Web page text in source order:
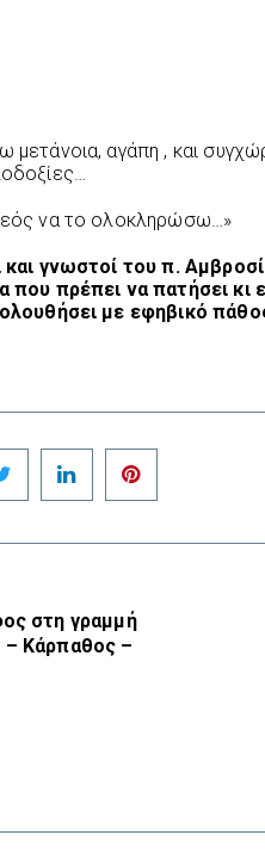
μετάνοια, αγάπη , και
να το ολοκληρώσω…»
και γνωστοί του π.
που πρέπει να πατήσει κι
με εφηβικό
Twitter LinkedIn
στη γραμμή
– Κάρπαθος –